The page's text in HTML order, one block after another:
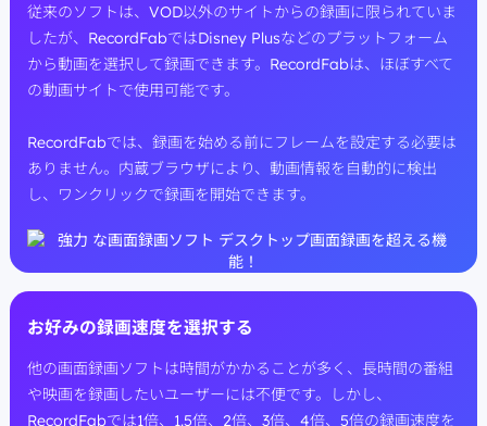
従来のソフトは、VOD以外のサイトからの録画に限られていま
したが、RecordFabではDisney Plusなどのプラットフォーム
から動画を選択して録画できます。RecordFabは、ほぼすべて
の動画サイトで使用可能です。
RecordFabでは、録画を始める前にフレームを設定する必要は
ありません。内蔵ブラウザにより、動画情報を自動的に検出
し、ワンクリックで録画を開始できます。
お好みの録画速度を選択する
他の画面録画ソフトは時間がかかることが多く、長時間の番組
や映画を録画したいユーザーには不便です。しかし、
RecordFabでは1倍、1.5倍、2倍、3倍、4倍、5倍の録画速度を